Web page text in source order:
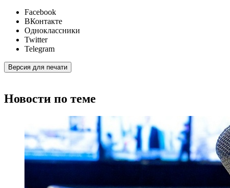
Facebook
ВКонтакте
Одноклассники
Twitter
Telegram
Версия для печати
Новости по теме